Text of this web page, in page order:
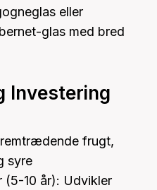
eller
glas med bred
Investering
frugt,
syre
(5-10 år): Udvikler